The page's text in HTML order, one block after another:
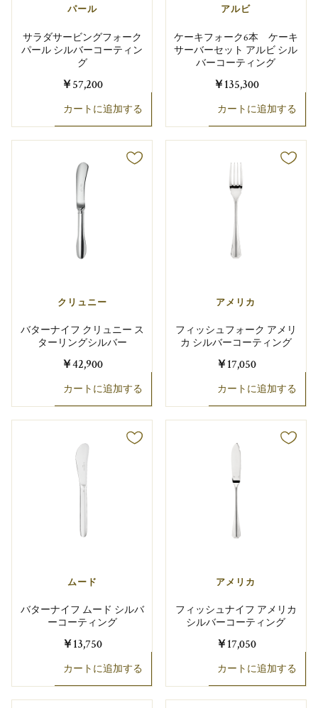
パール
サラダサービングフォーク
パール シルバーコーティン
グ
￥57,200
カートに追加する
アルビ
ケーキフォーク6本 ケーキ
サーバーセット アルビ シル
バーコーティング
￥135,300
カートに追加する
クリュニー
バターナイフ クリュニー ス
ターリングシルバー
￥42,900
カートに追加する
アメリカ
フィッシュフォーク アメリ
カ シルバーコーティング
￥17,050
カートに追加する
ムード
バターナイフ ムード シルバ
ーコーティング
￥13,750
カートに追加する
アメリカ
フィッシュナイフ アメリカ
シルバーコーティング
￥17,050
カートに追加する